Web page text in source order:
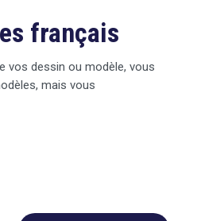
français
vos dessin ou modèle, vous
mais vous